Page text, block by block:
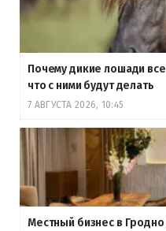
Почему дикие лошади
что с ними будут делать
7 АВГУСТА 2026, 10:45
Местный бизнес в